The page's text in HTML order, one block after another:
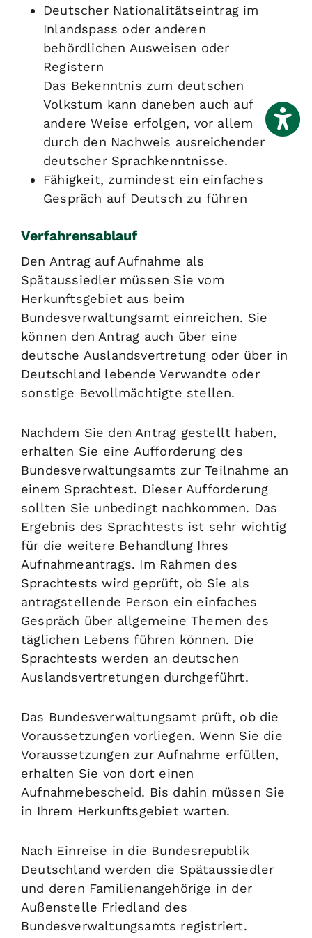
Deutscher Nationalitätseintrag im
Inlandspass oder anderen
behördlichen Ausweisen oder
Registern
Das Bekenntnis zum deutschen
Volkstum kann daneben auch auf
andere Weise erfolgen, vor allem
durch den Nachweis ausreichender
deutscher Sprachkenntnisse.
Fähigkeit, zumindest ein einfaches
Gespräch auf Deutsch zu führen
Verfahrensablauf
Den Antrag auf Aufnahme als
Spätaussiedler müssen Sie vom
Herkunftsgebiet aus beim
Bundesverwaltungsamt einreichen. Sie
können den Antrag auch über eine
deutsche Auslandsvertretung oder über in
Deutschland lebende Verwandte oder
sonstige Bevollmächtigte stellen.
Nachdem Sie den Antrag gestellt haben,
erhalten Sie eine Aufforderung des
Bundesverwaltungsamts zur Teilnahme an
einem Sprachtest. Dieser Aufforderung
sollten Sie unbedingt nachkommen. Das
Ergebnis des Sprachtests ist sehr wichtig
für die weitere Behandlung Ihres
Aufnahmeantrags. Im Rahmen des
Sprachtests wird geprüft, ob Sie als
antragstellende Person ein einfaches
Gespräch über allgemeine Themen des
täglichen Lebens führen können. Die
Sprachtests werden an deutschen
Auslandsvertretungen durchgeführt.
Das Bundesverwaltungsamt prüft, ob die
Voraussetzungen vorliegen. Wenn Sie die
Voraussetzungen zur Aufnahme erfüllen,
erhalten Sie von dort einen
Aufnahmebescheid. Bis dahin müssen Sie
in Ihrem Herkunftsgebiet warten.
Nach Einreise in die Bundesrepublik
Deutschland werden die Spätaussiedler
und deren Familienangehörige in der
Außenstelle Friedland des
Bundesverwaltungsamts registriert.